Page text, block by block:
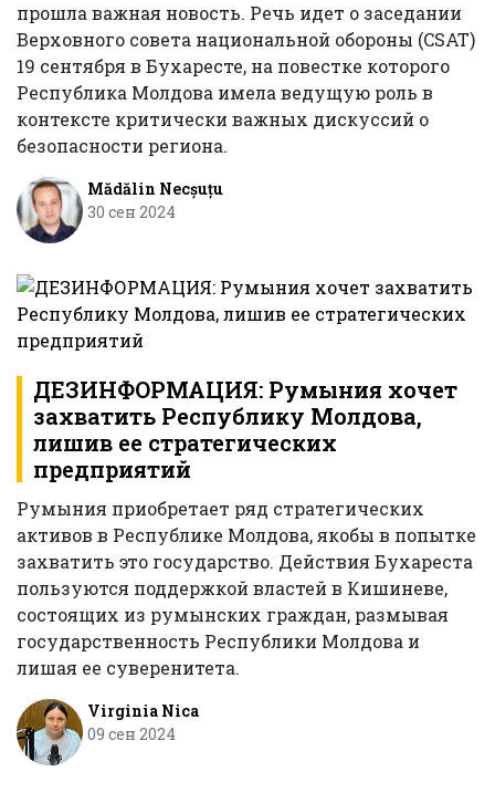
прошла важная новость. Речь идет о заседании
Верховного совета национальной обороны (CSAT)
19 сентября в Бухаресте, на повестке которого
Республика Молдова имела ведущую роль в
контексте критически важных дискуссий о
безопасности региона.
Mădălin Necșuțu
30 сен 2024
ДЕЗИНФОРМАЦИЯ: Румыния хочет
захватить Республику Молдова,
лишив ее стратегических
предприятий
Румыния приобретает ряд стратегических
активов в Республике Молдова, якобы в попытке
захватить это государство. Действия Бухареста
пользуются поддержкой властей в Кишиневе,
состоящих из румынских граждан, размывая
государственность Республики Молдова и
лишая ее суверенитета.
Virginia Nica
09 сен 2024